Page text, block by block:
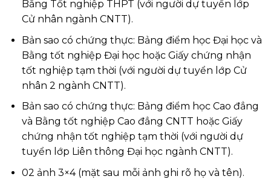
Bằng Tốt nghiệp THPT (với người dự tuyển lớp
Cử nhân ngành CNTT).
Bản sao có chứng thực: Bảng điểm học Đại học và
Bằng tốt nghiệp Đại học hoặc Giấy chứng nhận
tốt nghiệp tạm thời (với người dự tuyển lớp Cử
nhân 2 ngành CNTT).
Bản sao có chứng thực: Bảng điểm học Cao đẳng
và Bằng tốt nghiệp Cao đẳng CNTT hoặc Giấy
chứng nhận tốt nghiệp tạm thời (với người dự
tuyển lớp Liên thông Đại học ngành CNTT).
02 ảnh 3×4 (mặt sau mỗi ảnh ghi rõ họ và tên).